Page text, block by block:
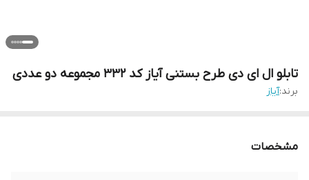
تابلو ال ای دی طرح بستنی آیاز کد 332 مجموعه دو عددی
برند:آیاز
مشخصات